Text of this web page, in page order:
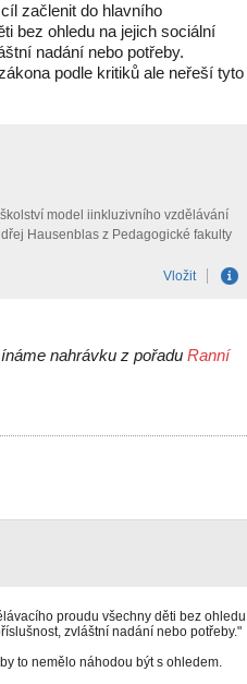
začlenit do hlavního
bez ohledu na jejich sociální
nadání nebo potřeby.
podle kritiků ale neřeší tyto
nahrávku z pořadu Ranní
proudu všechny děti bez ohledu
zvláštní nadání nebo potřeby."
to nemělo náhodou být s ohledem.